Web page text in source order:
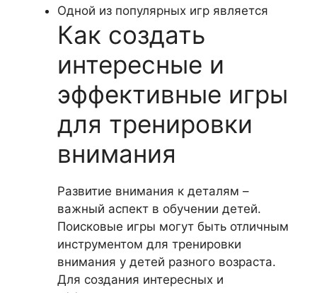
Одной из популярных игр является
Как создать
интересные и
эффективные игры
для тренировки
внимания
Развитие внимания к деталям –
важный аспект в обучении детей.
Поисковые игры могут быть отличным
инструментом для тренировки
внимания у детей разного возраста.
Для создания интересных и